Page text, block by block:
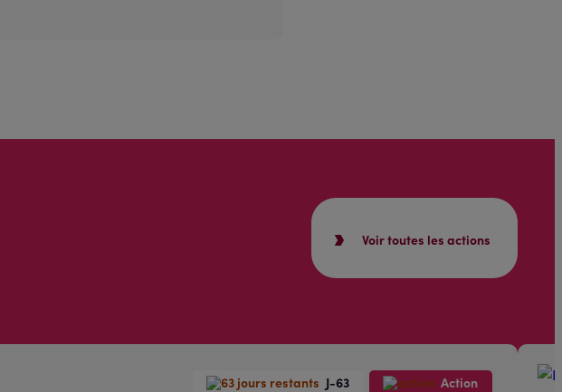
Voir toutes les actions
J-63 Action